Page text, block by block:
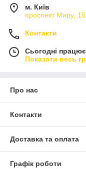
м. Київ
проспект Миру,
Контакти
Сьогодні
Показати весь
Про нас
Контакти
Доставка та оплата
Графік роботи